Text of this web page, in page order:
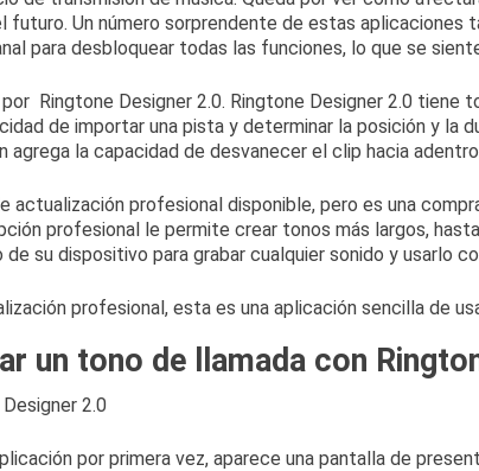
futuro. Un número sorprendente de estas aplicaciones
para desbloquear todas las funciones, lo que se
Ringtone Designer 2.0. Ringtone Designer 2.0 tiene
de importar una pista y determinar la posición y la
agrega la capacidad de desvanecer el clip hacia
actualización profesional disponible, pero es una
profesional le permite crear tonos más largos,
su dispositivo para grabar cualquier sonido y usarlo
profesional, esta es una aplicación sencilla de
un tono de llamada con
por primera vez, aparece una pantalla de